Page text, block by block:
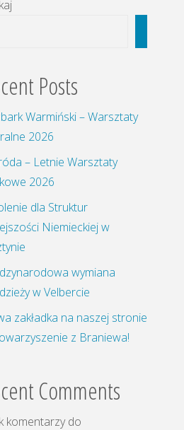
Posts
Warmiński – Warsztaty
2026
– Letnie Warsztaty
2026
dla Struktur
Niemieckiej w
wymiana
w Velbercie
zakładka na naszej stronie
z Braniewa!
Comments
komentarzy do